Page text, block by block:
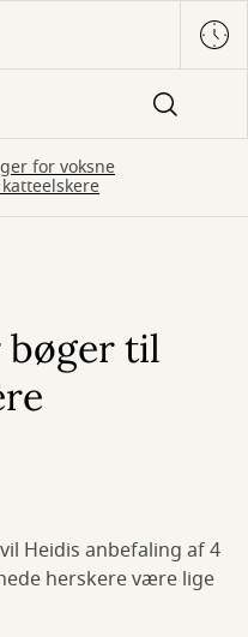
for voksne
bøger til
Heidis anbefaling af 4
herskere være lige